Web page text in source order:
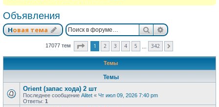
Объявления
Новая тема ПоискРасширенный
17077 тем Страница из 342
1 2 3 4 5 342
Темы
Темы
Orient (запас хода) 2 шт
Последнее сообщение Alitet « Чт июл 09, 2026 7:40 pm
Ответы: 1